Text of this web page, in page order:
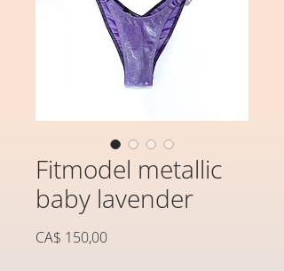
Fitmodel metallic
baby lavender
CA$ 150,00Preço